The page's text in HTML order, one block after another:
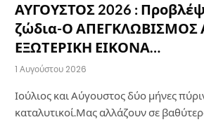
ΑΥΓΟΥΣΤΟΣ 2026 :
ζώδια-Ο
ΕΞΩΤΕΡΙΚΗ ΕΙΚΟΝΑ…
1 Αυγούστου 2026
Ιούλιος και Αύγουστος δύο μήνες
καταλυτικοί.Μας αλλάζουν σε